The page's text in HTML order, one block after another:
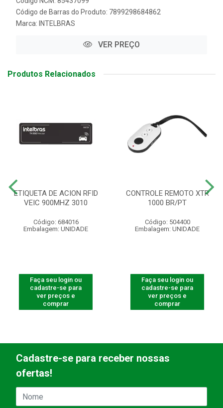
Código de Barras do Produto: 7899298684862
Marca: INTELBRAS
VER PREÇO
Produtos Relacionados
ETIQUETA DE ACION RFID
VEIC 900MHZ 3010
Código: 684016
Embalagem: UNIDADE
Faça seu login ou
cadastre-se para
ver preços e
comprar
CONTROLE REMOTO XTR
1000 BR/PT
Código: 504400
Embalagem: UNIDADE
Faça seu login ou
cadastre-se para
ver preços e
comprar
Cadastre-se para receber nossas
ofertas!